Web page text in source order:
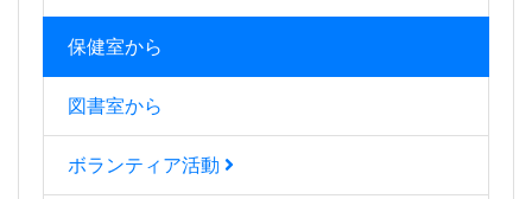
保健室から
図書室から
ボランティア活動